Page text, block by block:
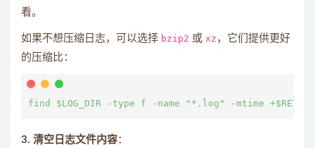
看。
如果不想压缩日志，可以选择 bzip2 或 xz ，它们提供更好
的压缩比：
3. 清空日志文件内容：